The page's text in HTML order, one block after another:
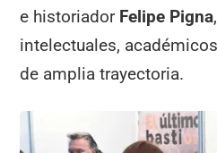
e historiador Felipe Pigna
intelectuales,
de amplia trayectoria.